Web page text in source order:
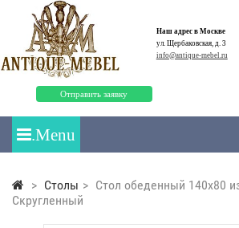
Наш адрес в Москве
ул. Щербаковская, д. 3
info@antique-mebel.ru
Отправить заявку
> Столы > Стол обеденный 140х80
Скругленный